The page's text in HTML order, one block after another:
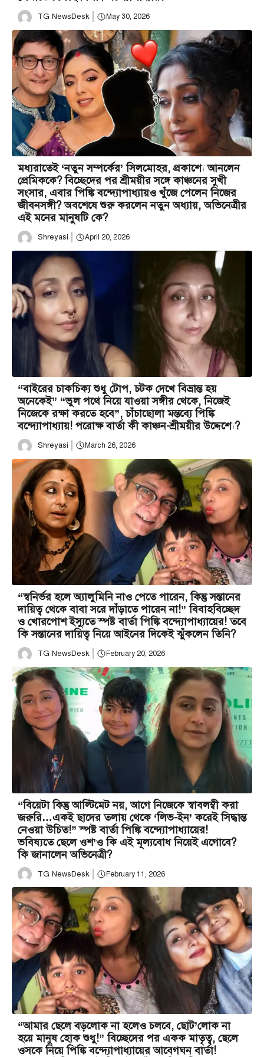
TG NewsDesk May 30, 2026
মধ্যরাতেই ‘নতুন সম্পর্কের’ সিলমোহর, প্রকাশ্যে আনলেন
প্রেমিককে? বিচ্ছেদের পর শ্রীময়ীর সঙ্গে কাঞ্চনের সুখী
সংসার, এবার পিঙ্কি বন্দ্যোপাধ্যায়ও খুঁজে পেলেন নিজের
জীবনসঙ্গী? অবশেষে শুরু করলেন নতুন অধ্যায়, অভিনেত্রীর
এই মনের মানুষটি কে?
Shreyasi April 20, 2026
“বাইরের চাকচিক্য শুধু টোপ, চটক দেখে বিভ্রান্ত হয়
অনেকেই” “ভুল পথে নিয়ে যাওয়া সঙ্গীর থেকে, নিজেই
নিজেকে রক্ষা করতে হবে”, চাঁচাছোলা মন্তব্যে পিঙ্কি
বন্দ্যোপাধ্যায়! পরোক্ষ বার্তা কী কাঞ্চন-শ্রীময়ীর উদ্দেশ্যে?
Shreyasi March 26, 2026
“স্বনির্ভর হলে অ্যালুমিনি নাও পেতে পারেন, কিন্তু সন্তানের
দায়িত্ব থেকে বাবা সরে দাঁড়াতে পারেন না!” বিবাহবিচ্ছেদ
ও খোরপোশ ইস্যুতে স্পষ্ট বার্তা পিঙ্কি বন্দ্যোপাধ্যায়ের! তবে
কি সন্তানের দায়িত্ব নিয়ে আইনের দিকেই ঝুঁকলেন তিনি?
TG NewsDesk February 20, 2026
“বিয়েটা কিন্তু আল্টিমেট নয়, আগে নিজেকে স্বাবলম্বী করা
জরুরি…একই ছাদের তলায় থেকে ‘লিভ-ইন’ করেই সিদ্ধান্ত
নেওয়া উচিত!” স্পষ্ট বার্তা পিঙ্কি বন্দ্যোপাধ্যায়ের!
ভবিষ্যতে ছেলে ওশ’ও কি এই মূল্যবোধ নিয়েই এগোবে?
কি জানালেন অভিনেত্রী?
TG NewsDesk February 11, 2026
“আমার ছেলে বড়লোক না হলেও চলবে, ছোট’লোক না
হয়ে মানুষ হোক শুধু!” বিচ্ছেদের পর একক মাতৃত্ব, ছেলে
ওসকে নিয়ে পিঙ্কি বন্দ্যোপাধ্যায়ের আবেগঘন বার্তা!